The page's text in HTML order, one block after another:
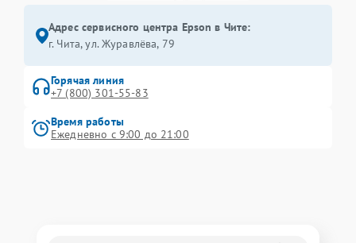
Адрес сервисного центра Epson в Чите:
г. Чита, ул. Журавлёва, 79
Горячая линия
+7 (800) 301-55-83
Время работы
Ежедневно с 9:00 до 21:00